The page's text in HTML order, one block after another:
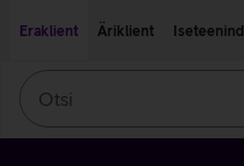
Eraklient
Äriklient